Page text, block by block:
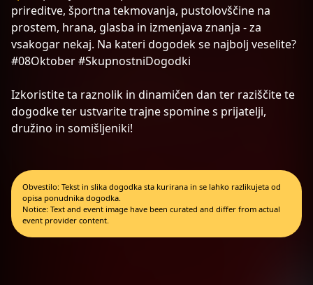
prireditve, športna tekmovanja, pustolovščine na
prostem, hrana, glasba in izmenjava znanja - za
vsakogar nekaj. Na kateri dogodek se najbolj veselite?
#08Oktober #SkupnostniDogodki
Izkoristite ta raznolik in dinamičen dan ter raziščite te
dogodke ter ustvarite trajne spomine s prijatelji,
družino in somišljeniki!
Obvestilo: Tekst in slika dogodka sta kurirana in se lahko razlikujeta od
opisa ponudnika dogodka.
Notice: Text and event image have been curated and differ from actual
event provider content.